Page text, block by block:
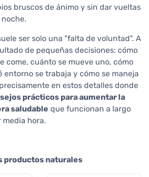
bruscos de ánimo y sin dar vueltas
ser solo una "falta de voluntad". A
de pequeñas decisiones: cómo
come, cuánto se mueve uno, cómo
entorno se trabaja y cómo se maneja
en estos detalles donde
prácticos para aumentar la
saludable que funcionan a largo
media hora.
productos naturales